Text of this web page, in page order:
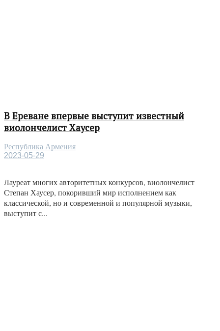
В Ереване впервые выступит известный
виолончелист Хаусер
Республика Армения
2023-05-29
Лауреат многих авторитетных конкурсов, виолончелист
Степан Хаусер, покоривший мир исполнением как
классической, но и современной и популярной музыки,
выступит с...